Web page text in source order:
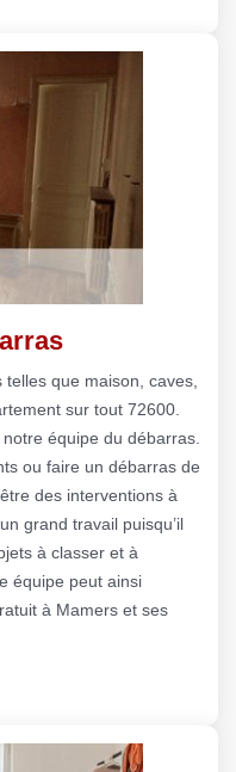
que maison, caves,
sur tout 72600.
équipe du débarras.
ou faire un débarras de
des interventions à
grand travail puisqu’il
à classer et à
équipe peut ainsi
à Mamers et ses